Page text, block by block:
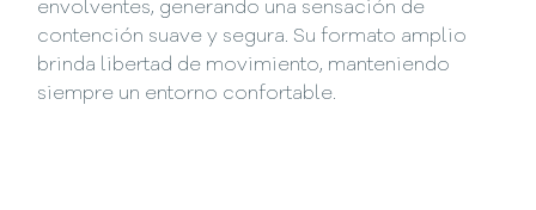
envolventes, generando una sensación de
contención suave y segura. Su formato amplio
brinda libertad de movimiento, manteniendo
siempre un entorno confortable.